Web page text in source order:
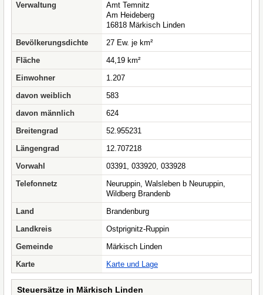
Verwaltung
Amt Temnitz
Am Heideberg
16818 Märkisch Linden
Bevölkerungsdichte
27 Ew. je km²
Fläche
44,19 km²
Einwohner
1.207
davon weiblich
583
davon männlich
624
Breitengrad
52.955231
Längengrad
12.707218
Vorwahl
03391, 033920, 033928
Telefonnetz
Neuruppin, Walsleben b Neuruppin,
Wildberg Brandenb
Land
Brandenburg
Landkreis
Ostprignitz-Ruppin
Gemeinde
Märkisch Linden
Karte
Karte und Lage
Steuersätze in Märkisch Linden